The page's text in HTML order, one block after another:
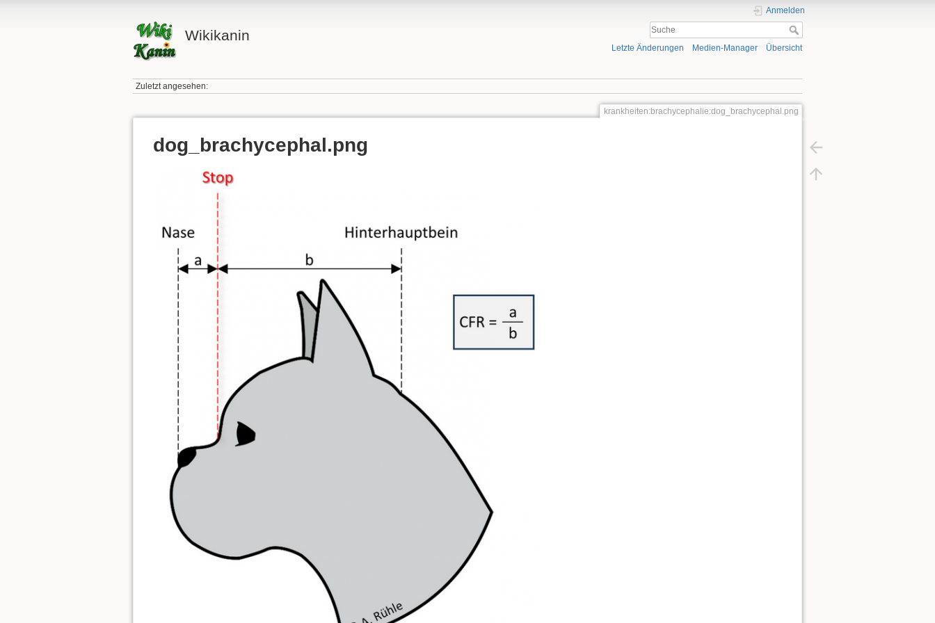
Wikikanin
Anmelden
Letzte Änderungen Medien-Manager Übersicht
Zuletzt angesehen:
krankheiten:brachycephalie:dog_brachycephal.png
dog_brachycephal.png